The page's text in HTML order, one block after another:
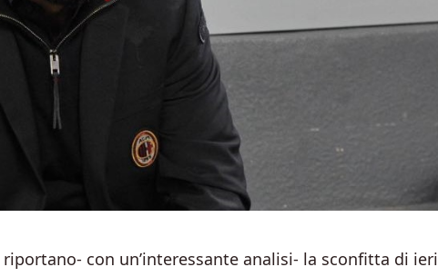
riportano- con un’interessante analisi- la sconfitta di ieri